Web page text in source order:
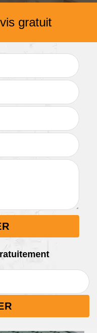
gratuit